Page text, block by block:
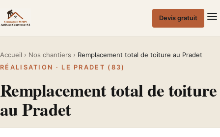
contenu
Devis gratuit
Accueil › Nos chantiers › Remplacement total de toiture au Pradet
RÉALISATION · LE PRADET (83)
Remplacement total de toiture
au Pradet